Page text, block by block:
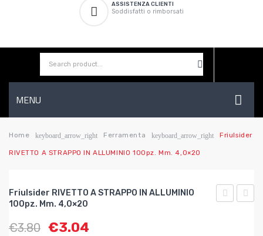
ASSISTENZA CLIENTI
Soddisfatti o rimborsati
MENU
HOME
AZIENDA
CONTATTI
WISHLIST
Home keyboard_arrow_right Ferramenta keyboard_arrow_right Friulsider
RIVETTO A STRAPPO IN ALLUMINIO 100pz. Mm. 4,0×20
Friulsider RIVETTO A STRAPPO IN ALLUMINIO
100pz. Mm. 4,0×20
€3.80 €3.04